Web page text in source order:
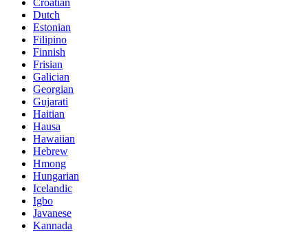
Croatian
Dutch
Estonian
Filipino
Finnish
Frisian
Galician
Georgian
Gujarati
Haitian
Hausa
Hawaiian
Hebrew
Hmong
Hungarian
Icelandic
Igbo
Javanese
Kannada